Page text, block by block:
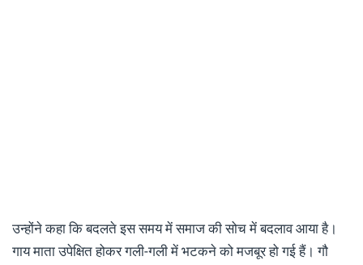
उन्होंने कहा कि बदलते इस समय में समाज की सोच में बदलाव आया है।
गाय माता उपेक्षित होकर गली-गली में भटकने को मजबूर हो गई हैं। गौ